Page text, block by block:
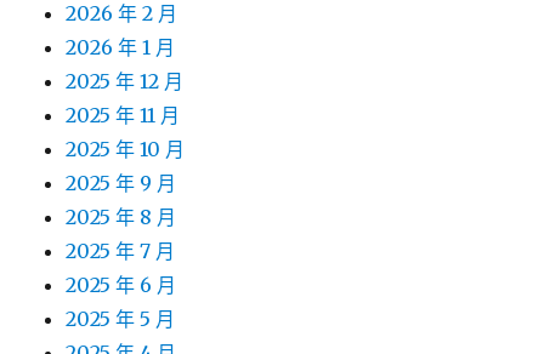
2026 年 2 月
2026 年 1 月
2025 年 12 月
2025 年 11 月
2025 年 10 月
2025 年 9 月
2025 年 8 月
2025 年 7 月
2025 年 6 月
2025 年 5 月